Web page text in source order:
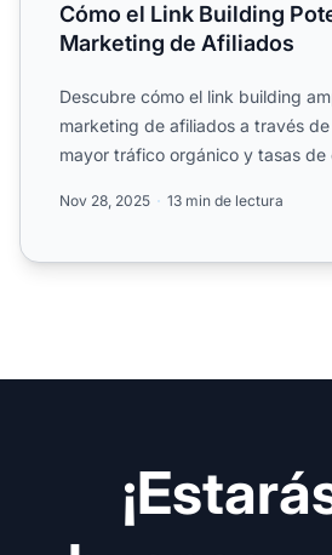
Cómo el Link Building
Marketing de Afiliados
Descubre cómo el link building
marketing de afiliados a través de
mayor tráfico orgánico y tasas de
Nov 28, 2025 13 min de lectura